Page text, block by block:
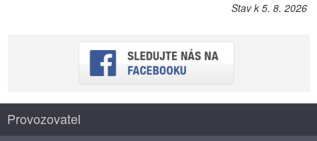
Stav k 5. 8. 2026
Provozovatel